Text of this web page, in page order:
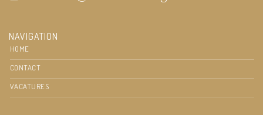
NAVIGATION
HOME
CONTACT
VACATURES